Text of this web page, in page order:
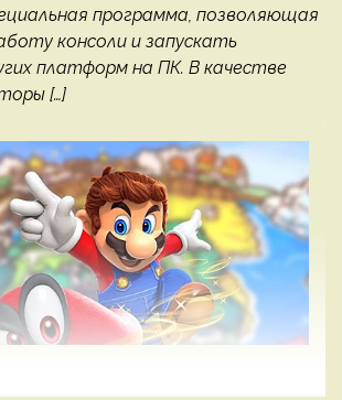
программа, позволяющая
консоли и запускать
платформ на ПК. В качестве
[…]